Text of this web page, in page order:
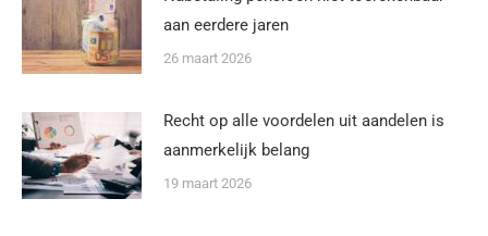
aan eerdere jaren
26 maart 2026
Recht op alle voordelen uit aandelen is
aanmerkelijk belang
19 maart 2026